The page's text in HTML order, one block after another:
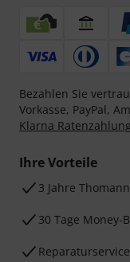
Bezahlen Sie
Vorkasse, PayPal,
Klarna Ratenzahlung
Ihre Vorteile
3 Jahre
30 Tage Money-
Reparaturservice